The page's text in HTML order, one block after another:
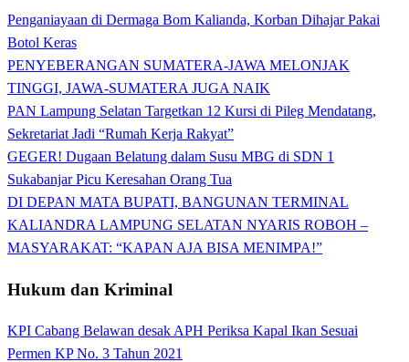
Penganiayaan di Dermaga Bom Kalianda, Korban Dihajar Pakai
Botol Keras
PENYEBERANGAN SUMATERA-JAWA MELONJAK
TINGGI, JAWA-SUMATERA JUGA NAIK
PAN Lampung Selatan Targetkan 12 Kursi di Pileg Mendatang,
Sekretariat Jadi “Rumah Kerja Rakyat”
GEGER! Dugaan Belatung dalam Susu MBG di SDN 1
Sukabanjar Picu Keresahan Orang Tua
DI DEPAN MATA BUPATI, BANGUNAN TERMINAL
KALIANDRA LAMPUNG SELATAN NYARIS ROBOH –
MASYARAKAT: “KAPAN AJA BISA MENIMPA!”
Hukum dan Kriminal
KPI Cabang Belawan desak APH Periksa Kapal Ikan Sesuai
Permen KP No. 3 Tahun 2021